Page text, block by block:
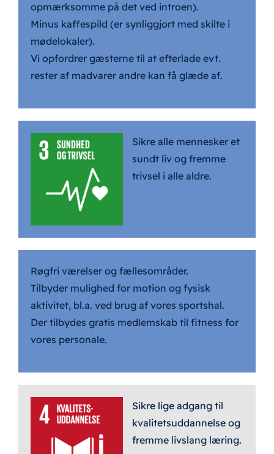
opmærksomme på det ved introen).
Minus kaffespild (er synliggjort med skilte i
mødelokaler).
Vi opfordrer gæsterne til at efterlade evt.
rester af madvarer andre kan få glæde af.
Sikre alle mennesker et
sundt liv og fremme
trivsel i alle aldre.
Røgfri værelser og fællesområder.
Tilbyder mulighed for motion og fysisk
aktivitet, bl.a. ved brug af vores sportshal.
Der tilbydes gratis medlemskab til fitness for
vores personale.
Sikre lige adgang til
kvalitetsuddannelse og
fremme livslang læring.